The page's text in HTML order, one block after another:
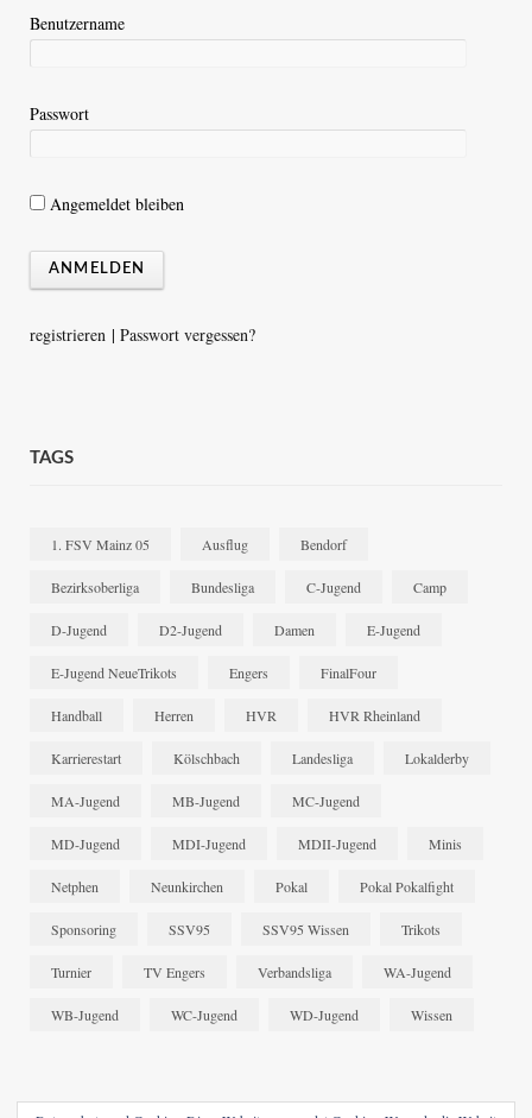
Benutzername
Passwort
Angemeldet bleiben
registrieren | Passwort vergessen?
TAGS
1. FSV Mainz 05 Ausflug Bendorf
Bezirksoberliga Bundesliga C-Jugend Camp
D-Jugend D2-Jugend Damen E-Jugend
E-Jugend NeueTrikots Engers FinalFour
Handball Herren HVR HVR Rheinland
Karrierestart Kölschbach Landesliga Lokalderby
MA-Jugend MB-Jugend MC-Jugend
MD-Jugend MDI-Jugend MDII-Jugend Minis
Netphen Neunkirchen Pokal Pokal Pokalfight
Sponsoring SSV95 SSV95 Wissen Trikots
Turnier TV Engers Verbandsliga WA-Jugend
WB-Jugend WC-Jugend WD-Jugend Wissen